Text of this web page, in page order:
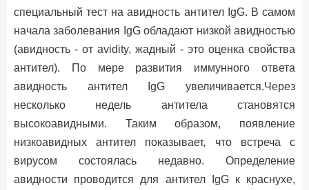
специальный тест на авидность антител IgG. В самом
начала заболевания IgG обладают низкой авидностью
(авидность - от avidity, жадный - это оценка свойства
антител). По мере развития иммунного ответа
авидность антител IgG увеличивается.Через
несколько недель антитела становятся
высокоавидными. Таким образом, появление
низкоавидных антител показывает, что встреча с
вирусом состоялась недавно. Определение
авидности проводится для антител IgG к краснухе,